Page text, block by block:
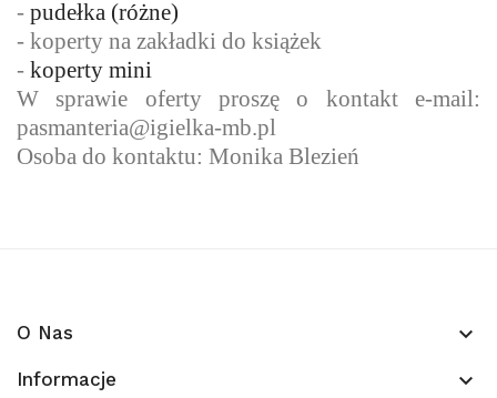
- pudełka (różne)
- koperty na zakładki do książek
- koperty mini
W sprawie oferty proszę o kontakt e-mail:
pasmanteria@igielka-mb.pl
Osoba do kontaktu: Monika Blezień
O Nas keyboard_arrow_down
Informacje keyboard_arrow_down